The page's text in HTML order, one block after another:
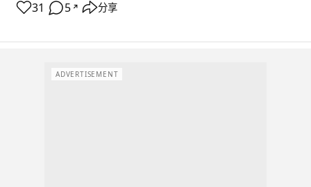
31 5 ↗ 分享
ADVERTISEMENT